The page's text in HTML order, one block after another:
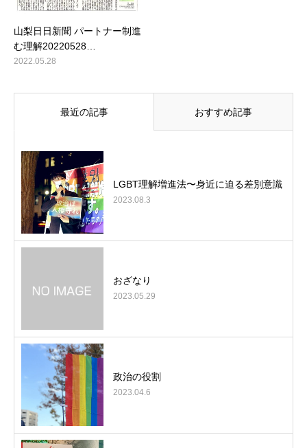
山梨日日新聞 パートナー制進
む理解20220528…
2022.05.28
最近の記事 おすすめ記事
LGBT理解増進法〜身近に迫る差別意識
2023.08.3
おざなり
2023.05.29
政治の役割
2023.04.6